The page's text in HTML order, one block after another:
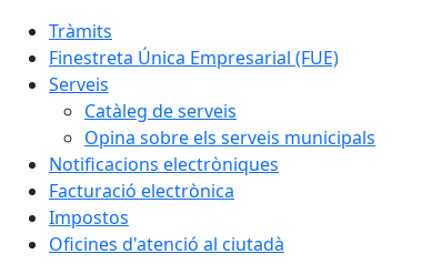
Tràmits
Finestreta Única Empresarial (FUE)
Serveis
Catàleg de serveis
Opina sobre els serveis municipals
Notificacions electròniques
Facturació electrònica
Impostos
Oficines d'atenció al ciutadà